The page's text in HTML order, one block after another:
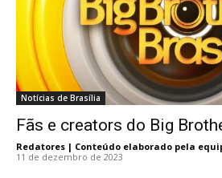
Notícias de Brasília
Fãs e creators do Big
Redatores | Conteúdo elaborado pela
11 de dezembro de 2023